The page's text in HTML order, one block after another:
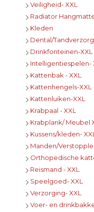
Veiligheid- XXL
Radiator
Kleden
Dental/
Drinkfonteinen-XXL
Intelligentiespelen-
Kattenbak - XXL
Kattenhengels-XXL
Kattenluiken-XXL
Krabpaal - XXL
Krabplank/ Meubel
Kussens/kleden-
Manden/
Orthopedische
Reismand - XXL
Speelgoed- XXL
Verzorging- XXL
Voer- en